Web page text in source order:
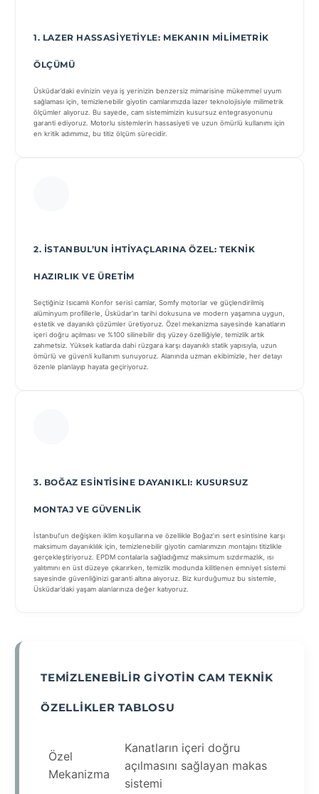
1. LAZER HASSASIYETIYLE: MEKANIN MILIMETRIK
ÖLÇÜMÜ
Üsküdar’daki evinizin veya iş yerinizin benzersiz mimarisine mükemmel uyum
sağlaması için, temizlenebilir giyotin camlarımızda lazer teknolojisiyle milimetrik
ölçümler alıyoruz. Bu sayede, cam sistemimizin kusursuz entegrasyonunu
garanti ediyoruz. Motorlu sistemlerin hassasiyeti ve uzun ömürlü kullanımı için
en kritik adımımız, bu titiz ölçüm sürecidir.
2. İSTANBUL’UN İHTIYAÇLARINA ÖZEL: TEKNIK
HAZIRLIK VE ÜRETIM
Seçtiğiniz Isıcamlı Konfor serisi camlar, Somfy motorlar ve güçlendirilmiş
alüminyum profillerle, Üsküdar’ın tarihi dokusuna ve modern yaşamına uygun,
estetik ve dayanıklı çözümler üretiyoruz. Özel mekanizma sayesinde kanatların
içeri doğru açılması ve %100 silinebilir dış yüzey özelliğiyle, temizlik artık
zahmetsiz. Yüksek katlarda dahi rüzgara karşı dayanıklı statik yapısıyla, uzun
ömürlü ve güvenli kullanım sunuyoruz. Alanında uzman ekibimizle, her detayı
özenle planlayıp hayata geçiriyoruz.
3. BOĞAZ ESINTISINE DAYANIKLI: KUSURSUZ
MONTAJ VE GÜVENLIK
İstanbul’un değişken iklim koşullarına ve özellikle Boğaz’ın sert esintisine karşı
maksimum dayanıklılık için, temizlenebilir giyotin camlarımızın montajını titizlikle
gerçekleştiriyoruz. EPDM contalarla sağladığımız maksimum sızdırmazlık, ısı
yalıtımını en üst düzeye çıkarırken, temizlik modunda kilitlenen emniyet sistemi
sayesinde güvenliğinizi garanti altına alıyoruz. Biz kurduğumuz bu sistemle,
Üsküdar’daki yaşam alanlarınıza değer katıyoruz.
TEMIZLENEBILIR GIYOTIN CAM TEKNIK
ÖZELLIKLER TABLOSU
Özel
Mekanizma
Kanatların içeri doğru
açılmasını sağlayan makas
sistemi